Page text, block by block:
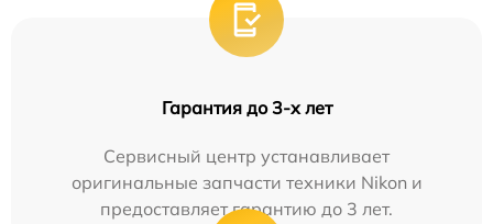
Гарантия до 3-х лет
Сервисный центр устанавливает
оригинальные запчасти техники Nikon и
предоставляет гарантию до 3 лет.